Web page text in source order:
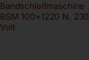
Bandschleifmaschine
BSM 100×1220 N, 230
Volt